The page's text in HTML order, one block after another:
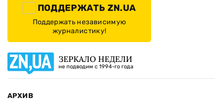
ПОДДЕРЖАТЬ ZN.UA
Поддержать независимую
журналистику!
ЗЕРКАЛО НЕДЕЛИ
не подводим с 1994-го года
АРХИВ